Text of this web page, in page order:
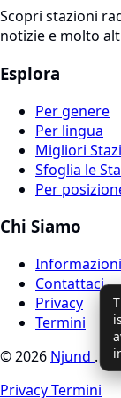
Scopri stazioni
notizie e molto
Esplora
Per genere
Per lingua
Migliori
Sfoglia le
Per
Chi Siamo
Contattaci
Privacy
Termini
© 2026 Njund .
PrivacyTermini